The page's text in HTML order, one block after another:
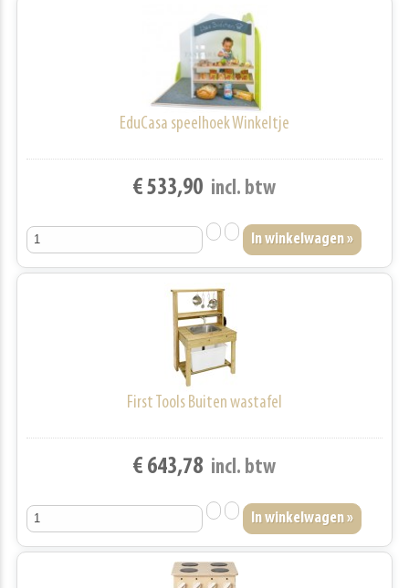
EduCasa speelhoek Winkeltje
€ 533,90 incl. btw
First Tools Buiten wastafel
€ 643,78 incl. btw